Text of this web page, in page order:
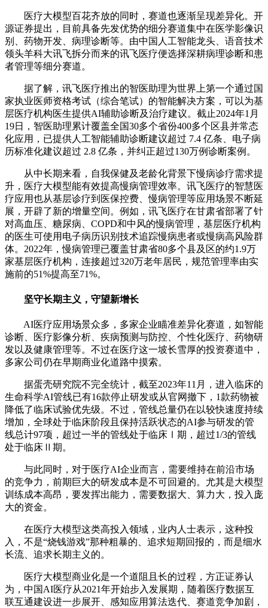
医疗大模型百花齐放的同时，赛道也逐渐呈现差异化。开
源证券提出，目前具备先发优势的细分赛道集中在医学影像识
别、药物开发、病理诊断等。由中国人工智能龙头、语音技术
领头羊科大讯飞拆分而来的讯飞医疗便选择深耕病理诊断和患
者管理等细分赛道。
据了解，讯飞医疗推出的智医助理为世界上第一个通过国
家执业医师资格考试（综合笔试）的智能解决方案，可以为基
层医疗机构医生提供AI辅助诊断及治疗建议。截止2024年1月
19日，智医助理累计覆盖全国30多个省份400多个区县并常态
化应用，已提供人工智能辅助诊断建议超过 7.4 亿条、电子病
历标准化建议超过 2.8 亿条，并纠正超过130万例诊断案例。
从中长期来看，自我保健及老龄化背景下慢病诊疗需求提
升，医疗大模型能有效提高慢病管理效率。讯飞医疗的智慧医
疗应用也从基层诊疗到医保控费、慢病管理等应用场景不断延
展，开辟了新的增量空间。例如，讯飞医疗在甘肃省部署了针
对高血压、糖尿病、COPD和中风的慢病管理，基层医疗机构
的医生可使用电子病历识别技术追踪慢病患者或慢病高风险群
体。2022年，慢病管理已覆盖甘肃省80多个县及区的约1.9万
家基层医疗机构，连接超过320万老年居民，规范管理率由实
施前的51%提高至71%。
坚守长期主义，守望新增长
AI医疗应用场景众多，多家企业瞄准差异化赛道，如智能
诊断、医疗影像分析、疾病预测与防控、个性化医疗、药物研
发以及健康管理等。不过在医疗这一坡长雪厚的投资赛道中，
多家公司仍在早期商业化道路中摸索。
据蛋壳研究院不完全统计，截至2023年11月，进入临床的
生命科学AI管线已有16款停止研发或从官网撤下，1款药物被
降低了临床试验优先级。不过，管线总量仍在以较快速度持续
增加，全球处于临床阶段且保持活跃状态的AI参与研发的管
线总计97项，超过一半的管线处于临床Ⅰ期，超过1/3的管线
处于临床Ⅱ期。
与此同时，对于医疗AI企业而言，需要维持在前沿市场
的竞争力，前期巨大的研发成本是不可回避的。尤其是大模型
训练成本高昂，要发挥出能力，需要数据大、算力大，投入庞
大的资金。
在医疗大模型这类高投入领域，业内人士表示，这种投
入，不是“烧钱游戏”那种粗暴的、追求短期回报的，而是细水
长流、追求长期主义的。
医疗大模型商业化是一个道阻且长的过程，方正证券认
为，中国AI医疗从2021年开始步入发展期，随着医疗数据互
联互通建设进一步展开、感知应用算法迭代、赛道竞争加剧，